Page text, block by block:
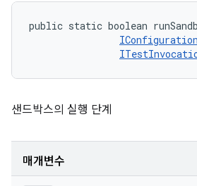
public static boolean
IConfiguration
샌드박스의 실행 단계
매개변수